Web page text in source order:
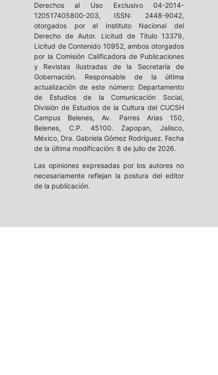
Derechos al Uso Exclusivo 04-2014-
120517405800-203, ISSN: 2448-9042,
otorgados por el Instituto Nacional del
Derecho de Autor. Licitud de Título 13379,
Licitud de Contenido 10952, ambos otorgados
por la Comisión Calificadora de Publicaciones
y Revistas Ilustradas de la Secretaría de
Gobernación. Responsable de la última
actualización de este número: Departamento
de Estudios de la Comunicación Social,
División de Estudios de la Cultura del CUCSH
Campus Belenes, Av. Parres Arias 150,
Belenes, C.P. 45100. Zapopan, Jalisco,
México, Dra. Gabriela Gómez Rodríguez. Fecha
de la última modificación: 8 de julio de 2026.
Las opiniones expresadas por los autores no
necesariamente reflejan la postura del editor
de la publicación.